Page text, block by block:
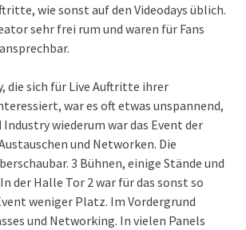
wie sonst auf den Videodays üblich.
sehr frei rum und waren für Fans
die sich für Live Auftritte ihrer
war es oft etwas unspannend,
wiederum war das Event der
und Networken. Die
3 Bühnen, einige Stände und
der Halle Tor 2 war für das sonst so
weniger Platz. Im Vordergrund
und Networking. In vielen Panels